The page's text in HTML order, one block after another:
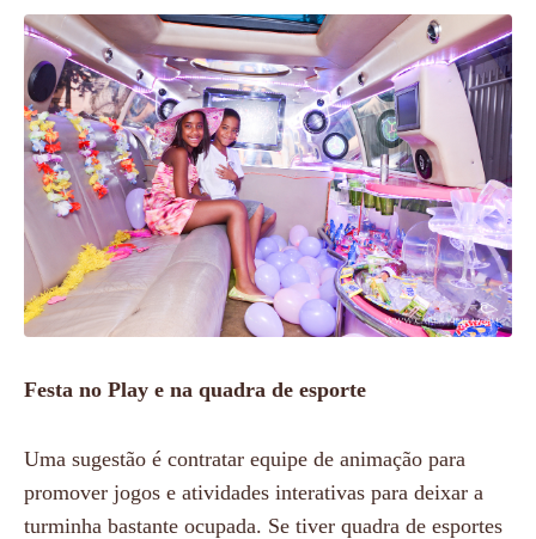
Festa no Play e na quadra de esporte
Uma sugestão é contratar equipe de animação para
promover jogos e atividades interativas para deixar a
turminha bastante ocupada. Se tiver quadra de esportes